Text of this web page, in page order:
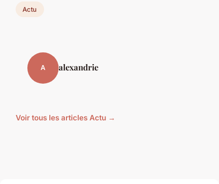
Actu
A alexandrie
Voir tous les articles Actu →